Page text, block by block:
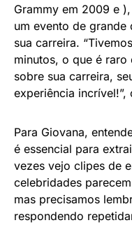
Grammy em 2009 e
um evento de grande
sua carreira.
minutos, o que é raro
sobre sua carreira,
experiência incrível!”,
Para Giovana,
é essencial para
vezes vejo clipes de
celebridades
mas precisamos
respondendo